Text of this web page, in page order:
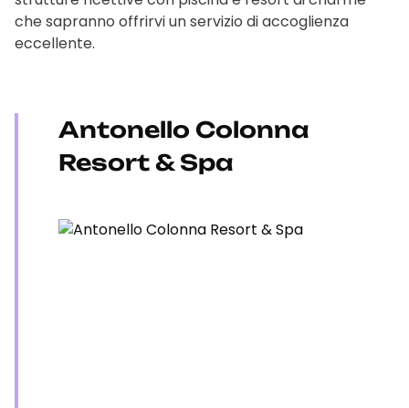
che sapranno offrirvi un servizio di accoglienza
eccellente.
Antonello Colonna
Resort & Spa